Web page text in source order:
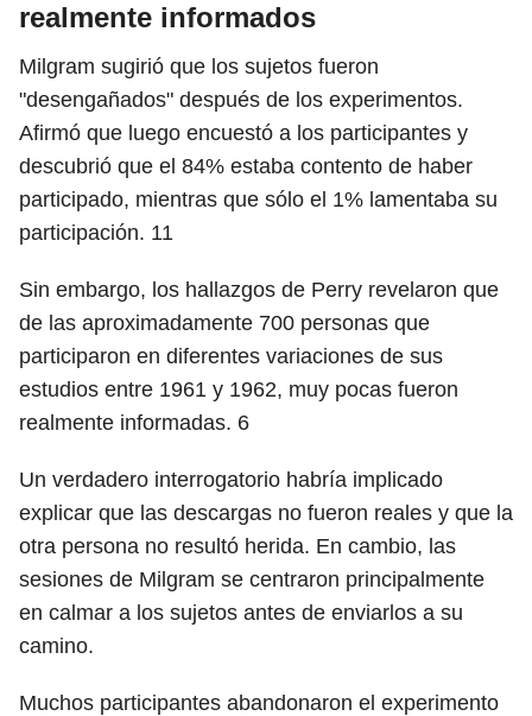
realmente informados
Milgram sugirió que los sujetos fueron
"desengañados" después de los experimentos.
Afirmó que luego encuestó a los participantes y
descubrió que el 84% estaba contento de haber
participado, mientras que sólo el 1% lamentaba su
participación. 11
Sin embargo, los hallazgos de Perry revelaron que
de las aproximadamente 700 personas que
participaron en diferentes variaciones de sus
estudios entre 1961 y 1962, muy pocas fueron
realmente informadas. 6
Un verdadero interrogatorio habría implicado
explicar que las descargas no fueron reales y que la
otra persona no resultó herida. En cambio, las
sesiones de Milgram se centraron principalmente
en calmar a los sujetos antes de enviarlos a su
camino.
Muchos participantes abandonaron el experimento